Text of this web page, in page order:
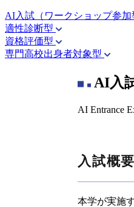
AI入試（ワークショップ参加
適性診断型
資格評価型
専門高校出身者対象型
AI入
AI Entrance
入試概要
本学が実施